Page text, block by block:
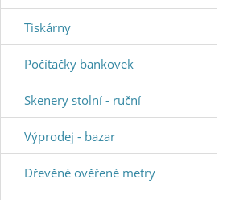
Tiskárny
Počítačky bankovek
Skenery stolní - ruční
Výprodej - bazar
Dřevěné ověřené metry